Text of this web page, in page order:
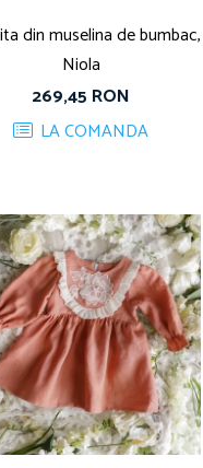
din muselina de bumbac,
Niola
269,45 RON
LA COMANDA